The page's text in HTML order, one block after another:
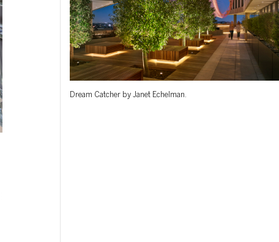
Dream Catcher by Janet Echelman.